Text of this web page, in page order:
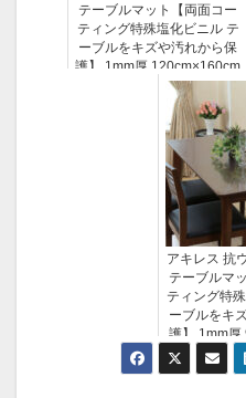
テーブルマット【両面コー
ティング特殊塩化ビニル テ
ーブルをキズや汚れから保
護】 1mm厚 120cm×160cm
ACH63620
アキレス 抗
テーブルマ
ティング特
ーブルをキ
護】 1mm